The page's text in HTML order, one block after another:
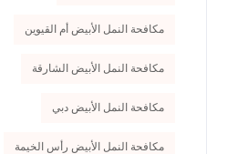
مكافحة النمل الأبيض أم القيوين
مكافحة النمل الأبيض الشارقة
مكافحة النمل الأبيض دبي
مكافحة النمل الأبيض رأس الخيمة